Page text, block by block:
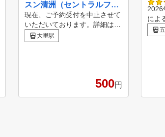
スン清洲（セントラルフィ
ットネスクラブ清洲）
現在、ご予約受付を中止させて
いただいております。詳細はお
知らせ欄にてご確認お願い致し
ます。 東海エリア最大打席数
盛りだくさんです。 コース未
大里駅
500円
によるマ
よ
もお
も
して